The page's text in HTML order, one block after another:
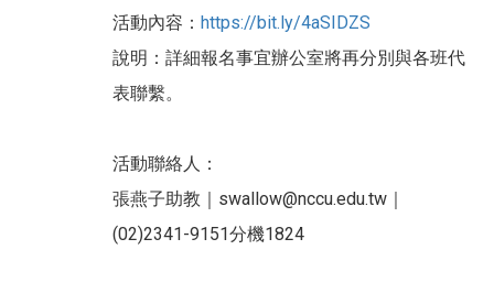
活動內容： https://bit.ly/4aSIDZS
說明：詳細報名事宜辦公室將再分別與各班代
表聯繫。
活動聯絡人：
張燕子助教｜swallow@nccu.edu.tw｜
(02)2341-9151分機1824